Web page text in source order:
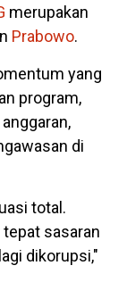
merupakan
Prabowo.
yang
program,
di
total.
sasaran
dikorupsi,"